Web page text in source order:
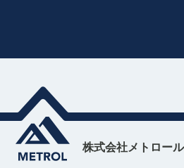
株式会社メトロール